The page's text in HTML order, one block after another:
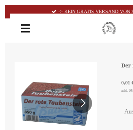
springen
-> KEIN GRATIS VERSAND VON
Der
0,01
inkl.